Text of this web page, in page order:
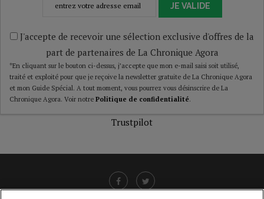
JE VALIDE
J'accepte de recevoir une sélection exclusive d'offres de la
part de partenaires de La Chronique Agora
*En cliquant sur le bouton ci-dessus, j’accepte que mon e-mail saisi soit utilisé,
traité et exploité pour que je reçoive la newsletter gratuite de La Chronique Agora
et mon Guide Spécial. A tout moment, vous pourrez vous désinscrire de La
Chronique Agora. Voir notre Politique de confidentialité.
Trustpilot